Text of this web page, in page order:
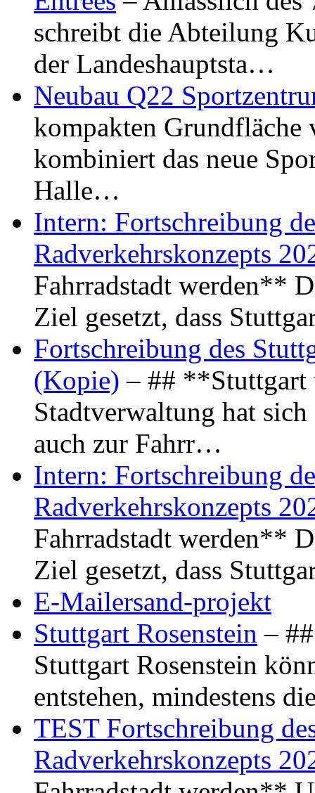
schreibt die Abteilung
der Landeshauptsta…
Neubau Q22
kompakten Grundfläche
kombiniert das neue
Halle…
Intern: Fortschreibung
Radverkehrskonzepts
Fahrradstadt werden**
Ziel gesetzt, dass
Fortschreibung des
(Kopie) – ## **Stuttgart
Stadtverwaltung hat
auch zur Fahrr…
Intern: Fortschreibung
Radverkehrskonzepts
Fahrradstadt werden**
Ziel gesetzt, dass
E-Mailersand-projekt
Stuttgart Rosenstein –
Stuttgart Rosenstein
entstehen, mindestens
TEST Fortschreibung
Radverkehrskonzepts